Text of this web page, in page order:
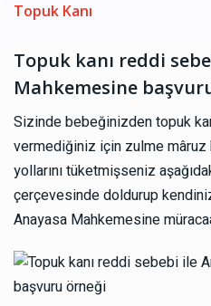
Topuk Kanı
Topuk kanı reddi
Mahkemesine
Sizinde bebeğinizden topuk
vermediğiniz için zulme mâruz
yollarını tüketmişseniz
çerçevesinde doldurup kendiniz
Anayasa Mahkemesine